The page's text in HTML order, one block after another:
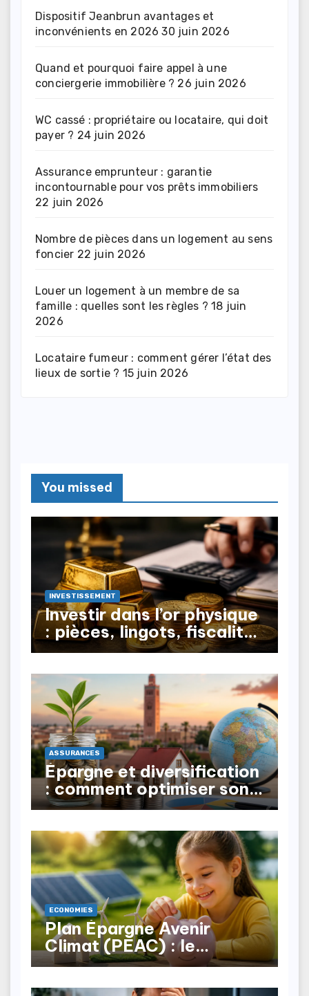
Dispositif Jeanbrun avantages et
inconvénients en 2026 30 juin 2026
Quand et pourquoi faire appel à une
conciergerie immobilière ? 26 juin 2026
WC cassé : propriétaire ou locataire, qui doit
payer ? 24 juin 2026
Assurance emprunteur : garantie
incontournable pour vos prêts immobiliers
22 juin 2026
Nombre de pièces dans un logement au sens
foncier 22 juin 2026
Louer un logement à un membre de sa
famille : quelles sont les règles ? 18 juin
2026
Locataire fumeur : comment gérer l’état des
lieux de sortie ? 15 juin 2026
You missed
INVESTISSEMENT
Investir dans l’or physique
: pièces, lingots, fiscalité
à la revente
ASSURANCES
Épargne et diversification
: comment optimiser son
patrimoine au Maroc ?
ECONOMIES
Plan Épargne Avenir
Climat (PEAC) : le
nouveau produit pour les